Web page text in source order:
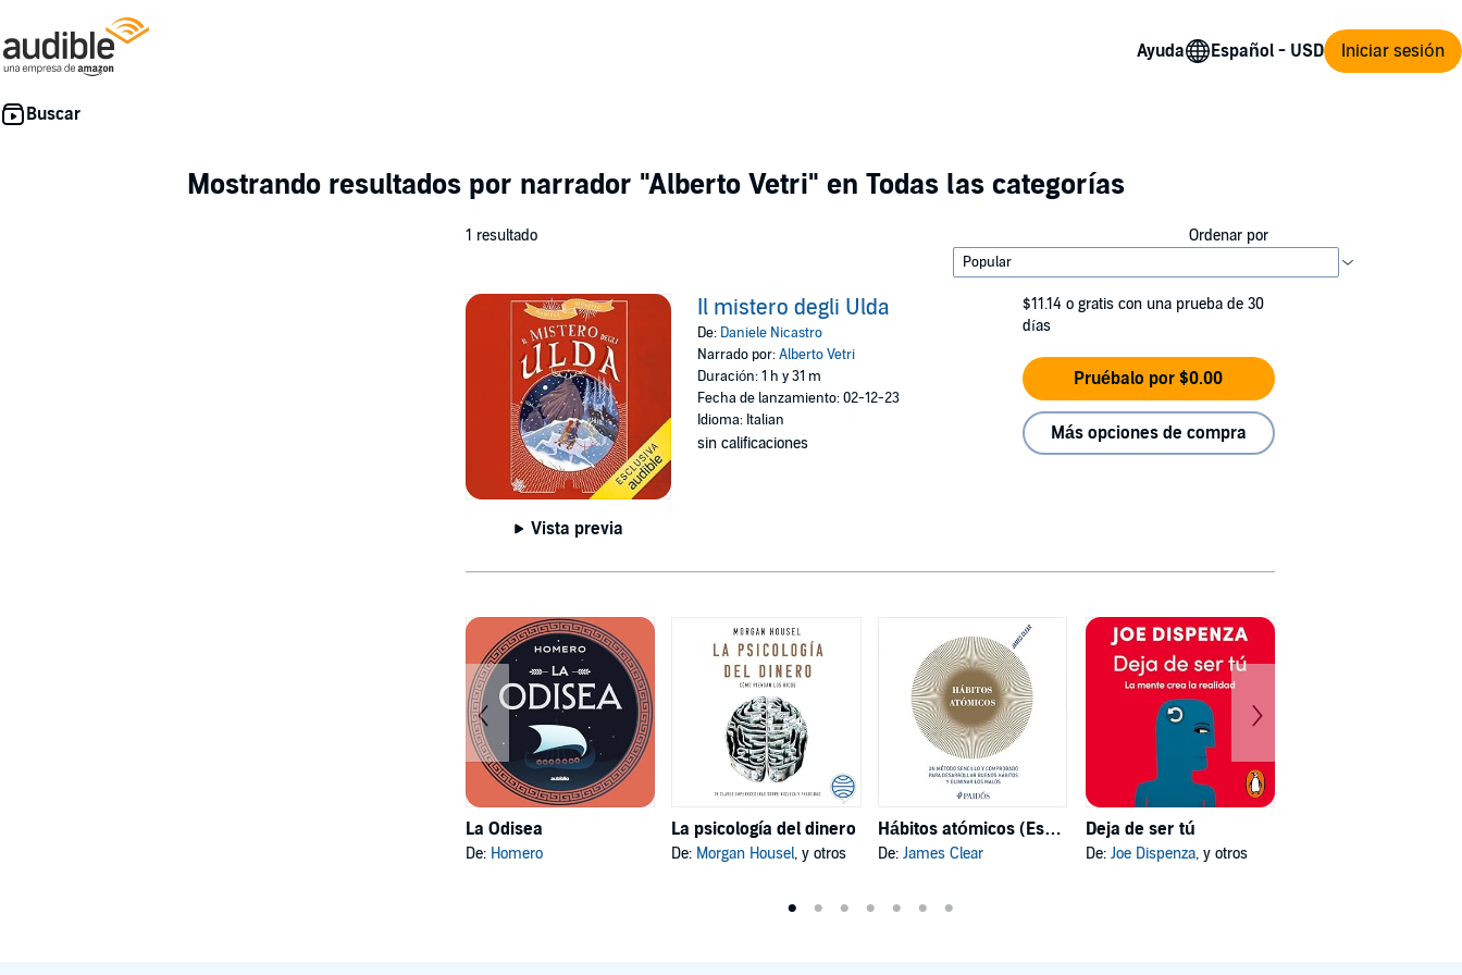
Ayuda Iniciar sesión
Mostrando resultados por narrador "Alberto Vetri" en Todas las categorías
1 resultado Ordenar por
Vista previa
Il mistero degli Ulda
De: Daniele Nicastro
Narrado por:Alberto Vetri
Duración: 1 h y 31 m
Fecha de lanzamiento: 02-12-23
Idioma: Italian
sin calificaciones
$11.14 o gratis con una prueba de 30
días
Pruébalo por $0.00
Más opciones de compra
La Odisea
De: Homero
La psicología del dinero
De: Morgan Housel, y otros
Hábitos atómicos (Español neutro)
De: James Clear
Deja de ser tú
De: Joe Dispenza, y otros